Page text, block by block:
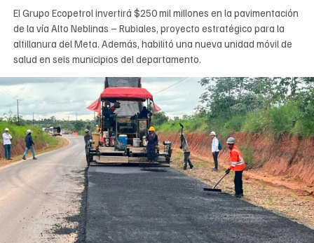
El Grupo Ecopetrol invertirá $250 mil millones en la pavimentación
de la vía Alto Neblinas – Rubiales, proyecto estratégico para la
altillanura del Meta. Además, habilitó una nueva unidad móvil de
salud en seis municipios del departamento.